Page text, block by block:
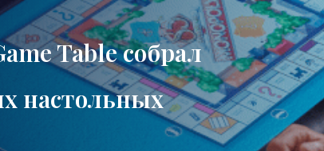
Table собрал
настольных